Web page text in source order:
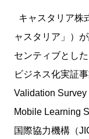
キャスタリア株
ャスタリア」）
センティブとし
ビジネス化実証
Validation
Mobile Learning
国際協力機構（